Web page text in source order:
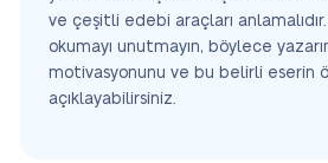
ve çeşitli edebi araçları
okumayı unutmayın, böylece
motivasyonunu ve bu belirli eserin
açıklayabilirsiniz.